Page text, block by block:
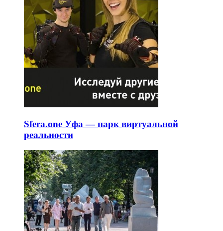
Sfera.one Уфа — парк виртуальной
реальности